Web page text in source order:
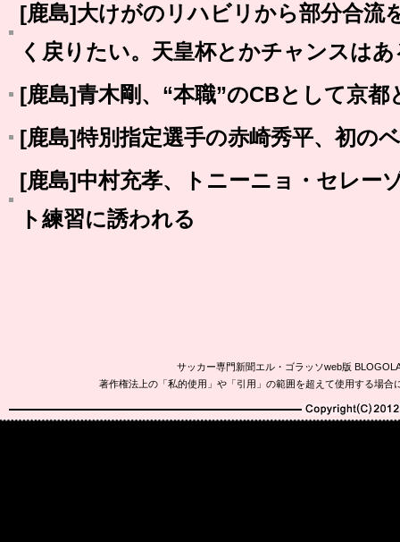
[鹿島]大けがのリハビリから部分合流
く戻りたい。天皇杯とかチャンスはあ
[鹿島]青木剛、“本職”のCBとして京都
[鹿島]特別指定選手の赤崎秀平、初の
[鹿島]中村充孝、トニーニョ・セレー
ト練習に誘われる
サッカー専門新聞エル・ゴラッソweb版
著作権法上の「私的使用」や「引用」の範囲を超えて使用する場
Copyright(C)2010-